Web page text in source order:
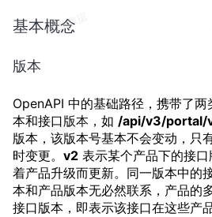
基本概念
版本
OpenAPI 中的基础路径，携带了两
本和接口版本，如 /api/v3/portal/
版本，该版本号基本不会变动，只
时变更。 v2 表示某个产品下的接
着产品升级而更新。同一版本中的
本和产品版本无必然联系，产品的
接口版本，即表示该接口在这些产